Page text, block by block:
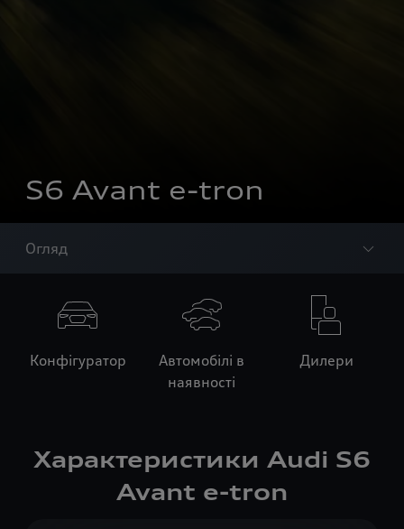
S6 Avant e-tron
Огляд
Конфігуратор
Автомобілі в
наявності
Дилери
Характеристики Audi S6
Avant e-tron